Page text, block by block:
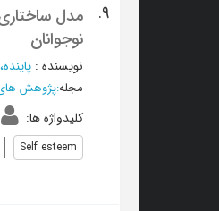
9.
مدل
نوجوانان
نویسنده :
مجله:پژوهش های
کلیدواژه ها:
Self esteem